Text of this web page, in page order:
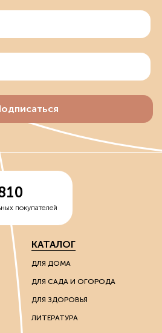
покупателей
КАТАЛОГ
ДЛЯ ДОМА
ДЛЯ САДА И ОГОРОДА
ДЛЯ ЗДОРОВЬЯ
ЛИТЕРАТУРА